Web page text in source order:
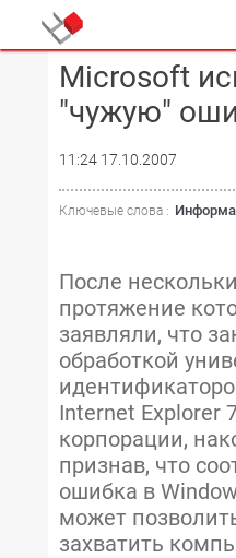
Microsoft
"чужую"
11:24 17.10.2007
Ключевые слова :
После
протяжение
заявляли, что
обработкой
Internet Explorer
корпорации,
признав, что
ошибка в
может
захватить